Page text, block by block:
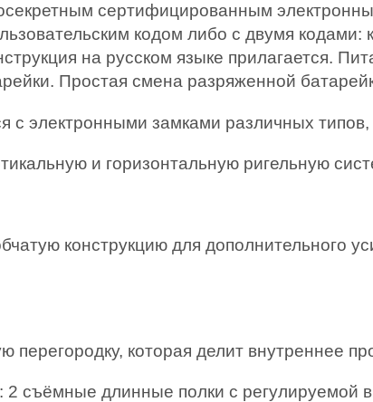
сертифицированным
кодом либо с двумя кодами:
на русском языке прилагается.
Простая смена разряженной
с электронными замками различных
и горизонтальную ригельную
конструкцию для дополнительного
перегородку, которая делит внутреннее
2 съёмные длинные полки с регулируемой